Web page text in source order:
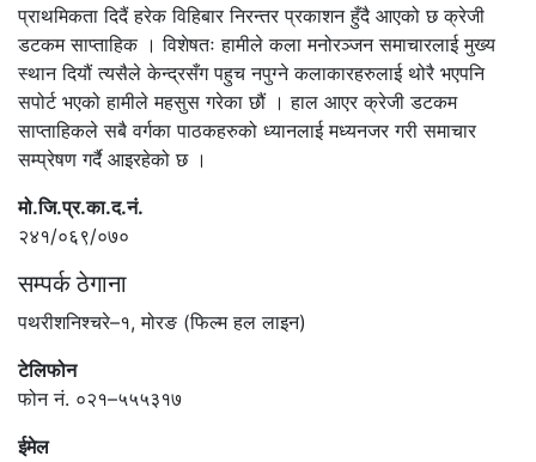
प्राथमिकता दिदैं हरेक विहिबार निरन्तर प्रकाशन हुँदै आएको छ क्रेजी
डटकम साप्ताहिक । विशेषतः हामीले कला मनोरञ्जन समाचारलाई मुख्य
स्थान दियौं त्यसैले केन्द्रसँग पहुच नपुग्ने कलाकारहरुलाई थोरै भएपनि
सपोर्ट भएको हामीले महसुस गरेका छौं । हाल आएर क्रेजी डटकम
साप्ताहिकले सबै वर्गका पाठकहरुको ध्यानलाई मध्यनजर गरी समाचार
सम्प्रेषण गर्दै आइरहेको छ ।
मो.जि.प्र.का.द.नं.
२४१/०६९/०७०
सम्पर्क ठेगाना
पथरीशनिश्चरे–१, मोरङ (फिल्म हल लाइन)
टेलिफोन
फोन नं. ०२१–५५५३१७
ईमेल